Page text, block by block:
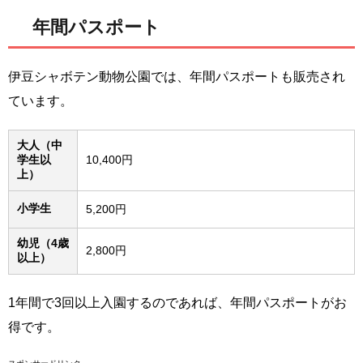
年間パスポート
伊豆シャボテン動物公園では、年間パスポートも販売され
ています。
大人（中
学生以
上）
10,400円
小学生 5,200円
幼児（4歳
以上）
2,800円
1年間で3回以上入園するのであれば、年間パスポートがお
得です。